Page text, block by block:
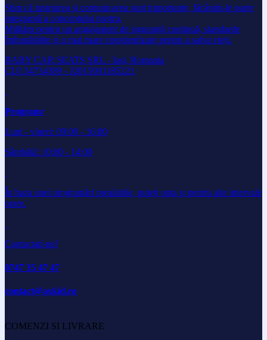
Știm că instruirea și comunicarea sunt importante, făcându-le parte
integrantă a conceptului nostru.
Milităm pentru un angajament de siguranță continuă, standarde
îmbunătățite și o mai mare conștientizare pentru a salva vieți.
BABY CAR SEATS SRL - Iasi, Romania
CUI 34734389 - J2015001185221
Program:
Luni - vineri: 09:00 - 16:00
Sâmbătă: 10:00 - 14:00
În baza unei programări prealabile, puteți opta și pentru alte intervale
orare.
Contactati-ne!
0747 35 47 47
contact@axkid.ro
COMENZI SI LIVRARE